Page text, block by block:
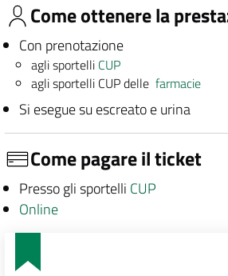
Come ottenere la
Con prenotazione
agli sportelli CUP
agli sportelli CUP dellefarmacie
Si esegue su escreato e urina
Come pagare il ticket
Presso gli sportelli CUP
Online